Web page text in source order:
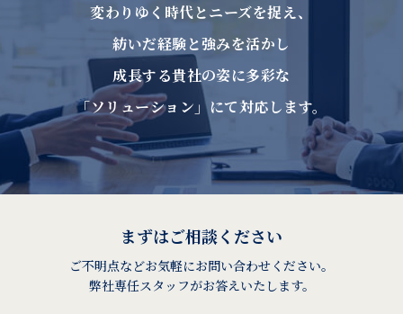
変わりゆく時代とニーズを捉え、
紡いだ経験と強みを活かし
成長する貴社の姿に多彩な
「ソリューション」にて対応します。
まずはご相談ください
ご不明点などお気軽にお問い合わせください。
弊社専任スタッフがお答えいたします。